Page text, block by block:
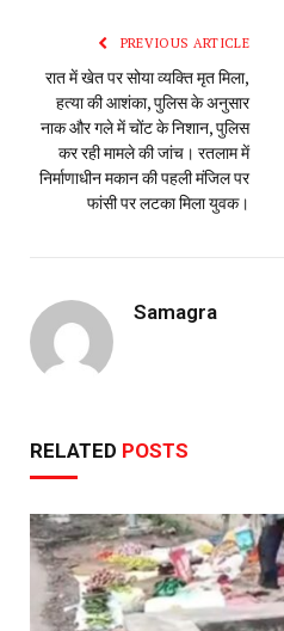
PREVIOUS ARTICLE
रात में खेत पर सोया व्यक्ति मृत मिला,
हत्या की आशंका, पुलिस के अनुसार
नाक और गले में चोंट के निशान, पुलिस
कर रही मामले की जांच। रतलाम में
निर्माणाधीन मकान की पहली मंजिल पर
फांसी पर लटका मिला युवक।
Samagra
RELATED POSTS